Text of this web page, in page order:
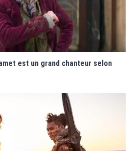
est un grand chanteur selon